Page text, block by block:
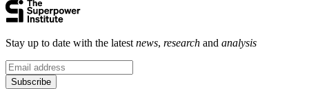
Stay up to date with the latest news, research and analysis
Subscribe